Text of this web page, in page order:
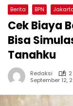
Berita BPN
Cek Biaya
Bisa
Tanahku
Redaksi
September 12,